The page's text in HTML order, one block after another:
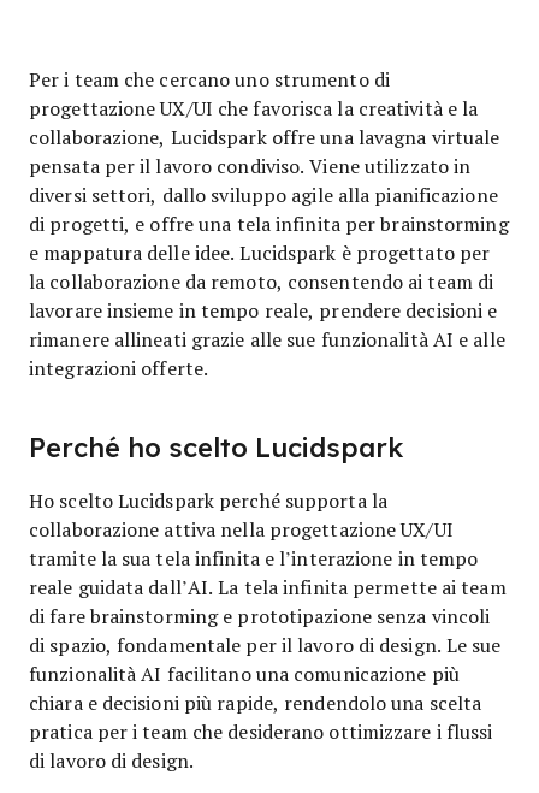
Per i team che cercano uno strumento di
progettazione UX/UI che favorisca la creatività e la
collaborazione, Lucidspark offre una lavagna virtuale
pensata per il lavoro condiviso. Viene utilizzato in
diversi settori, dallo sviluppo agile alla pianificazione
di progetti, e offre una tela infinita per brainstorming
e mappatura delle idee. Lucidspark è progettato per
la collaborazione da remoto, consentendo ai team di
lavorare insieme in tempo reale, prendere decisioni e
rimanere allineati grazie alle sue funzionalità AI e alle
integrazioni offerte.
Perché ho scelto Lucidspark
Ho scelto Lucidspark perché supporta la
collaborazione attiva nella progettazione UX/UI
tramite la sua tela infinita e l’interazione in tempo
reale guidata dall’AI. La tela infinita permette ai team
di fare brainstorming e prototipazione senza vincoli
di spazio, fondamentale per il lavoro di design. Le sue
funzionalità AI facilitano una comunicazione più
chiara e decisioni più rapide, rendendolo una scelta
pratica per i team che desiderano ottimizzare i flussi
di lavoro di design.